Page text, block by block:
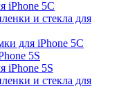
iPhone 5C
и стекла для
для iPhone 5C
5S
iPhone 5S
и стекла для